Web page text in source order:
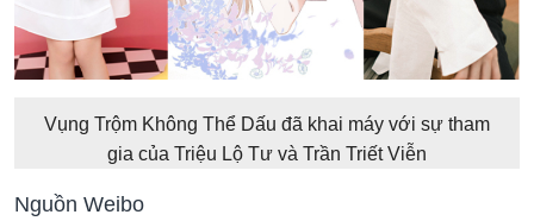
Vụng Trộm Không Thể Dấu đã khai máy với sự tham
gia của Triệu Lộ Tư và Trần Triết Viễn
Nguồn Weibo